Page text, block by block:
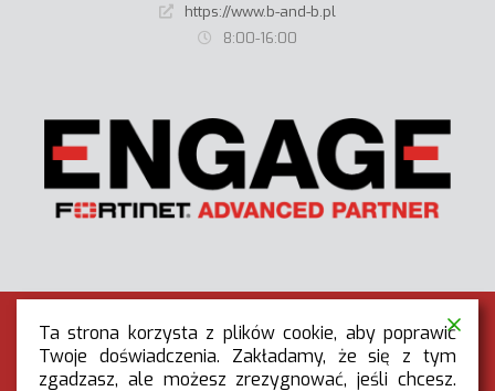
https://www.b-and-b.pl
8:00-16:00
RODO |POLITYKA PRYWATNOŚCI
Ta strona korzysta z plików cookie, aby poprawić
Twoje doświadczenia. Zakładamy, że się z tym
zgadzasz, ale możesz zrezygnować, jeśli chcesz.